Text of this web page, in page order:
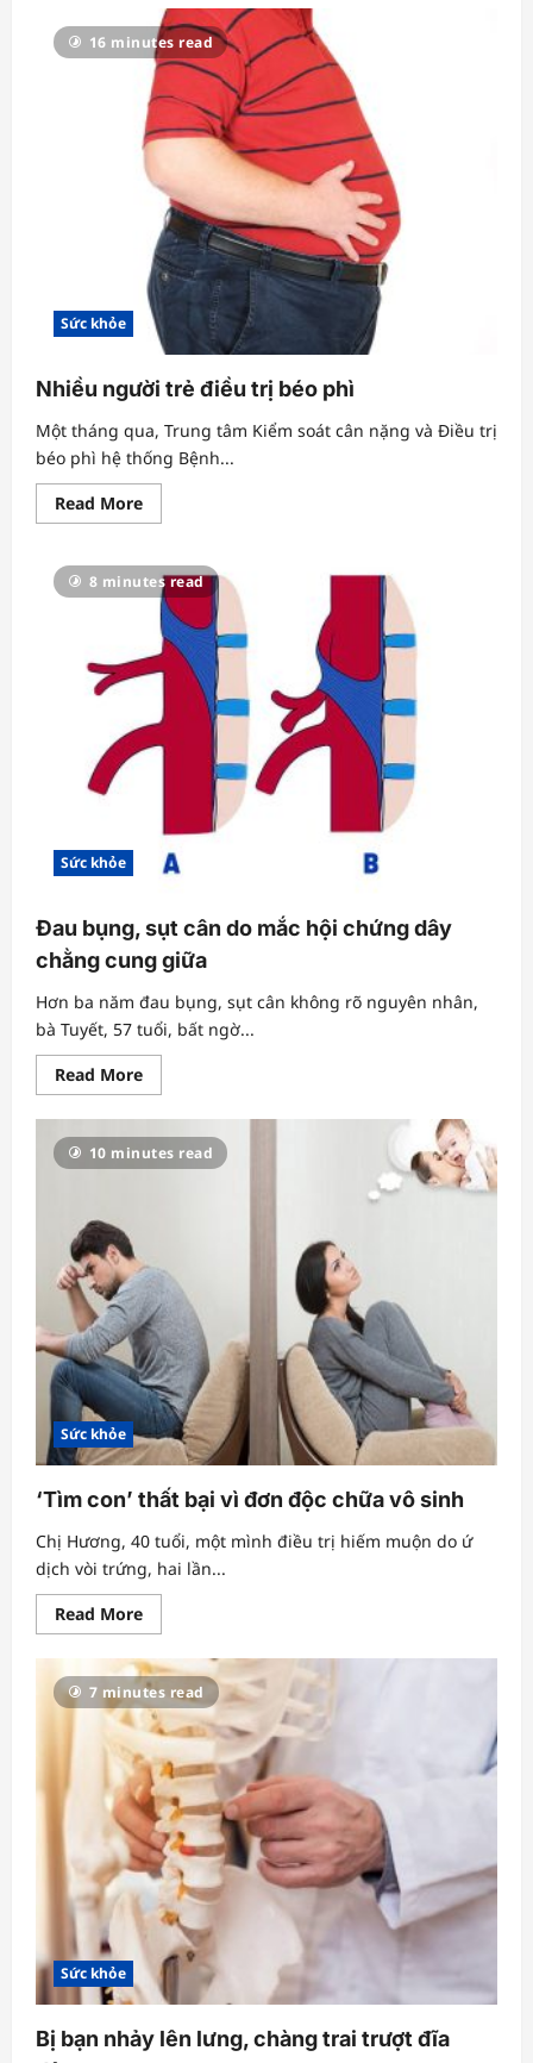
Thai
phụ
nôn
ói
liên
tục
do
gần
20
viên
sỏi
mật
16 minutes read
Sức khỏe
Nhiều người trẻ điều trị béo phì
Một tháng qua, Trung tâm Kiểm soát cân nặng và Điều trị
béo phì hệ thống Bệnh...
Read MoreRead
more
người
trẻ
điều
béo
phì
8 minutes read
Sức khỏe
Đau bụng, sụt cân do mắc hội chứng dây
chằng cung giữa
Hơn ba năm đau bụng, sụt cân không rõ nguyên nhân,
bà Tuyết, 57 tuổi, bất ngờ...
Read MoreRead
more
Đau
bụng,
sụt
cân
chằng
cung
giữa
10 minutes read
Sức khỏe
‘Tìm con’ thất bại vì đơn độc chữa vô sinh
Chị Hương, 40 tuổi, một mình điều trị hiếm muộn do ứ
dịch vòi trứng, hai lần...
Read MoreRead
more
‘Tìm
con’
thất
bại
vì
đơn
độc
chữa
vô
sinh
7 minutes read
Sức khỏe
Bị bạn nhảy lên lưng, chàng trai trượt đĩa